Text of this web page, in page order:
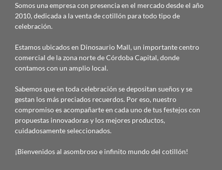
Somos una empresa con presencia en el mercado desde el año
2010, dedicada a la venta de cotillón para todo tipo de
celebración.
Estamos ubicados en Dinosaurio Mall, un importante centro
comercial de la zona norte de Córdoba Capital, donde
contamos con un amplio local.
Sabemos que en toda celebración se depositan sueños y se
gestan los más preciados recuerdos. Por eso, nuestro
compromiso es acompañarte en cada uno de tus festejos con
propuestas innovadoras y los mejores productos,
cuidadosamente seleccionados.
¡Bienvenidos al asombroso e infinito mundo del cotillón!